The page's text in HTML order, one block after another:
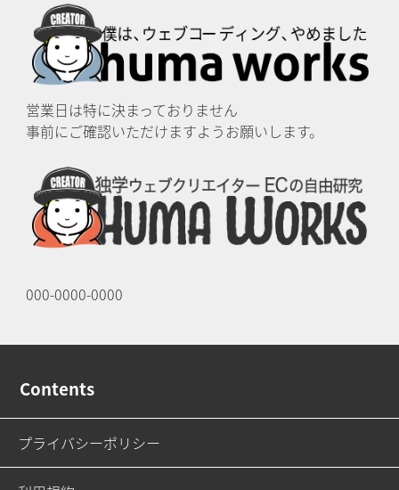
営業日は特に決まっておりません
事前にご確認いただけますようお願いします。
000-0000-0000
Contents
プライバシーポリシー